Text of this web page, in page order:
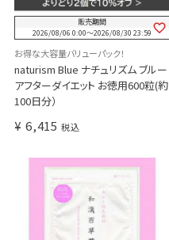
販売期間
2026/08/06 0:00〜2026/08/30 23:59
お得な大容量バリューパック！
naturism Blue ナチュリズム ブルー
アフターダイエット お徳用600粒(約
100日分）
¥ 6,415 税込